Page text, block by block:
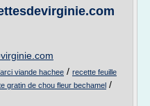
viande hachee / recette feuille
gratin de chou fleur bechamel /